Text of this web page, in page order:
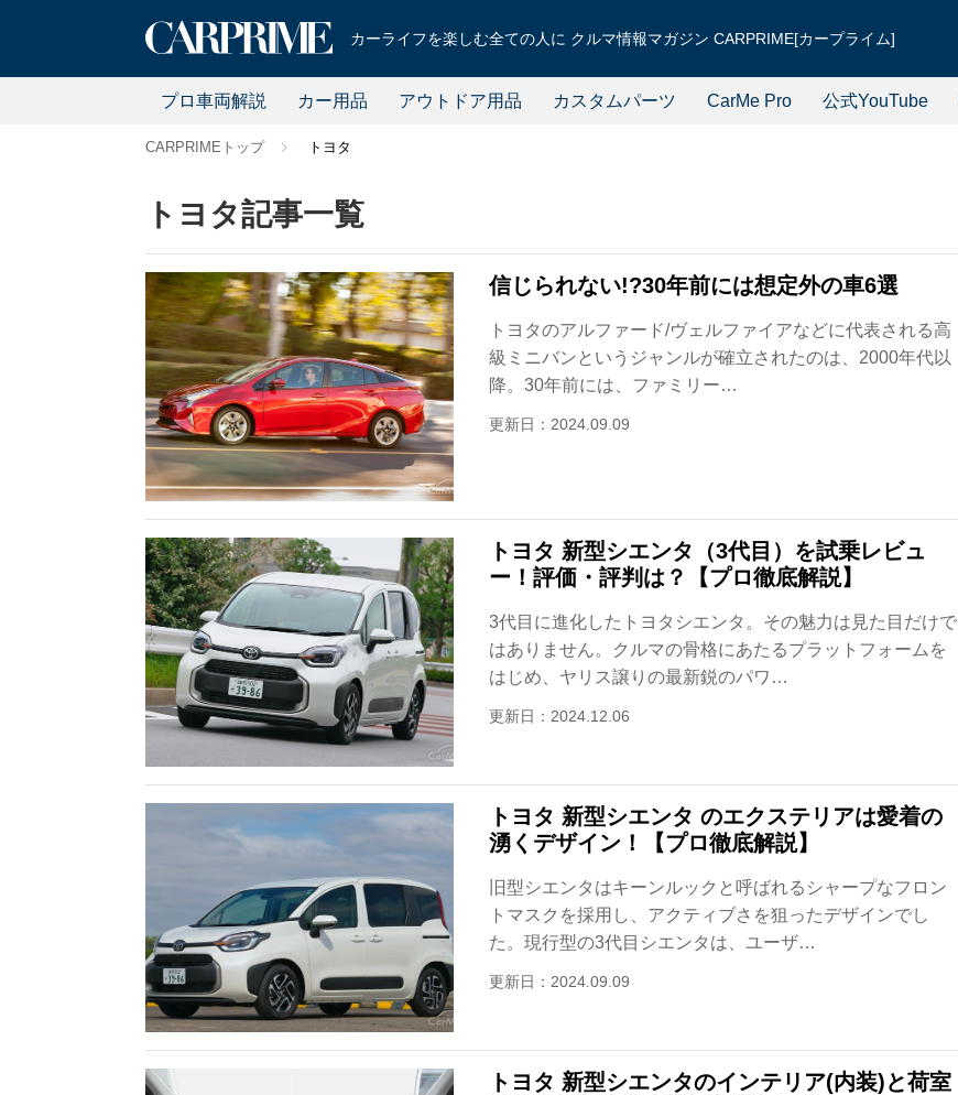
カーライフを楽しむ全ての人に クルマ情報マガジン CARPRIME[カープライム]
プロ車両解説 カー用品 アウトドア用品 カスタムパーツ CarMe Pro 公式YouTube
CARPRIMEトップ トヨタ
トヨタ記事一覧
信じられない!?30年前には想定外の車6選
トヨタのアルファード/ヴェルファイアなどに代表される高
級ミニバンというジャンルが確立されたのは、2000年代以
降。30年前には、ファミリー…
更新日：2024.09.09
トヨタ 新型シエンタ（3代目）を試乗レビュ
ー！評価・評判は？【プロ徹底解説】
3代目に進化したトヨタシエンタ。その魅力は見た目だけで
はありません。クルマの骨格にあたるプラットフォームを
はじめ、ヤリス譲りの最新鋭のパワ…
更新日：2024.12.06
トヨタ 新型シエンタ のエクステリアは愛着の
湧くデザイン！【プロ徹底解説】
旧型シエンタはキーンルックと呼ばれるシャープなフロン
トマスクを採用し、アクティブさを狙ったデザインでし
た。現行型の3代目シエンタは、ユーザ…
更新日：2024.09.09
トヨタ 新型シエンタのインテリア(内装)と荷室